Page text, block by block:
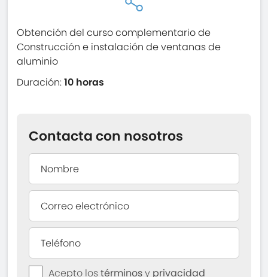
Obtención del curso complementario de
Construcción e instalación de ventanas de
aluminio
Duración:10 horas
Contacta con nosotros
Acepto lostérminosy privacidad